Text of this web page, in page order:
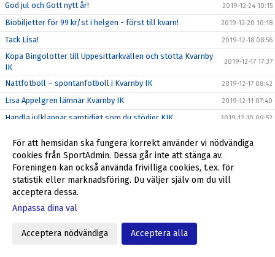
God jul och Gott nytt år! 2019-12-24 10:15
Biobiljetter för 99 kr/st i helgen - först till kvarn! 2019-12-20 10:18
Tack Lisa! 2019-12-18 08:56
Köpa Bingolotter till Uppesittarkvällen och stötta Kvarnby
IK
2019-12-17 17:37
Nattfotboll – spontanfotboll i Kvarnby IK 2019-12-17 08:42
Lisa Appelgren lämnar Kvarnby IK 2019-12-11 07:40
Handla julklappar samtidigt som du stödjer KIK 2019-12-10 09:52
fotbollsgalan
2019-12-05 09:10
BLACK FRIDAY = shoppa billigt och stöd Kvarnby IK
Provträna med Kvarnby IK U – U16, U17 och U19 2019-11-25 08:30
Fantastiskt erbjudande från Kvarnby IK
Kvarnby IK hälsar LeytonMassage välkomna till klubben
Tack alla som var med och stöttade Kvarnby IK!
Kvarnby IK bjuder in till träningscamp med start 18/11
För att hemsidan ska fungera korrekt använder vi nödvändiga
cookies från SportAdmin. Dessa går inte att stänga av.
Föreningen kan också använda frivilliga cookies, t.ex. för
statistik eller marknadsföring. Du väljer själv om du vill
acceptera dessa.
Anpassa dina val
Acceptera nödvändiga Acceptera alla